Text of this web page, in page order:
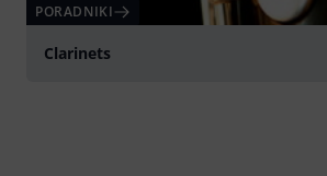
PORADNIKI
Clarinets